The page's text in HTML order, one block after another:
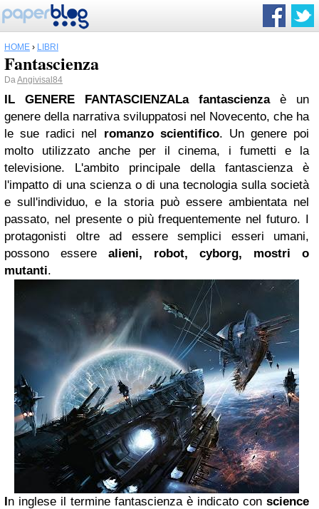
HOME › LIBRI
Fantascienza
DaAngivisal84
IL GENERE FANTASCIENZALa fantascienzaè un
genere della narrativa sviluppatosi nel Novecento, che ha
le sue radici nel romanzo scientifico. Un genere poi
molto utilizzato anche per il cinema, i fumetti e la
televisione. L'ambito principale della fantascienza è
l'impatto di una scienza o di una tecnologia sulla società
e sull'individuo, e la storia può essere ambientata nel
passato, nel presente o più frequentemente nel futuro. I
protagonisti oltre ad essere semplici esseri umani,
possono essere alieni, robot, cyborg, mostri o
mutanti.
In inglese il termine fantascienza è indicato con science